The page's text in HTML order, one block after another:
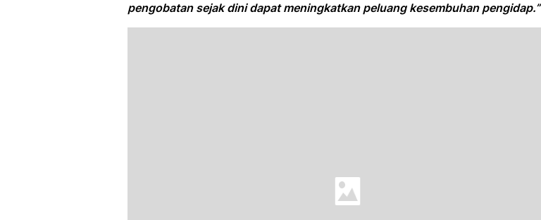
pengobatan sejak dini dapat meningkatkan peluang kesembuhan pengidap.”